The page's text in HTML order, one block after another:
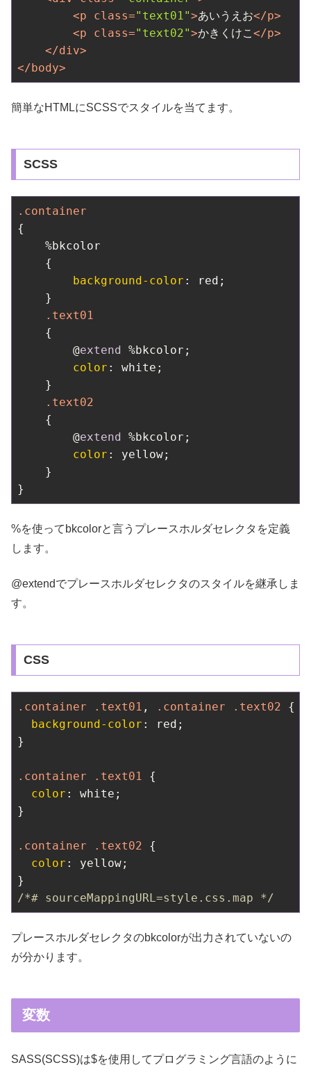
<p class="text01">あいうえお</p>
<p class="text02">かきくけこ </p>
</div>
</body>
簡単なHTMLにSCSSでスタイルを当てます。
SCSS
.container
{
    %bkcolor
    {
background-color : red;
    }
.text01
    {
        @
extend %bkcolor;
color : white;
    }
.text02
    {
        @
extend %bkcolor;
color : yellow;
    }
}
%を使ってbkcolorと言うプレースホルダセレクタを定義
します。
@extendでプレースホルダセレクタのスタイルを継承しま
す。
CSS
.container .text01 , .container .text02 {
background-color : red;
}
.container .text01
{
color : white;
}
.container .text02 {
color : yellow;
/*# sourceMappingURL=style.css.map */
プレースホルダセレクタのbkcolorが出力されていないの
が分かります。
変数
SASS(SCSS)は$を使用してプログラミング言語のように